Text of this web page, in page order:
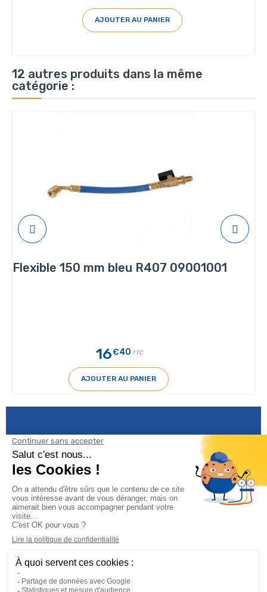
AJOUTER AU PANIER
12 autres produits dans la même
catégorie :
Flexible 150 mm bleu R407 09001001
16€40 TTC
AJOUTER AU PANIER
Informations
Climservice